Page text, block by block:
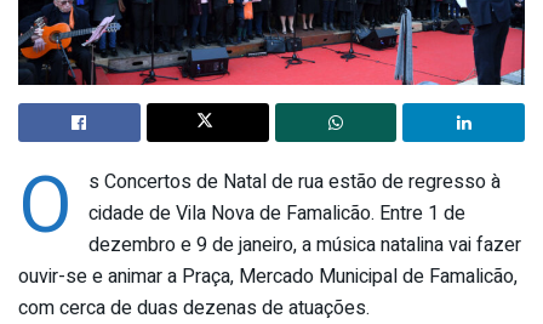
O
s Concertos de Natal de rua estão de regresso à
cidade de Vila Nova de Famalicão. Entre 1 de
dezembro e 9 de janeiro, a música natalina vai fazer
ouvir-se e animar a Praça, Mercado Municipal de Famalicão,
com cerca de duas dezenas de atuações.